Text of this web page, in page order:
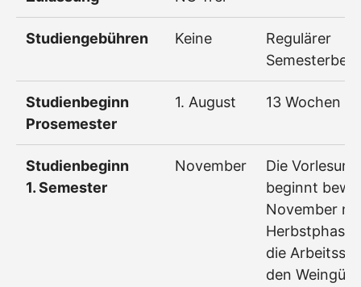
Studiengebühren Keine
Regulärer
Studienbeginn
Prosemester
1. August 13 Wochen à
Studienbeginn
1. Semester
November
Die
beginnt
November
Herbstphase,
die
den